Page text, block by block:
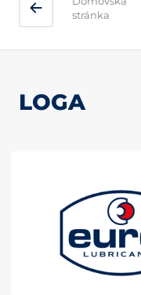
stránka
LOGA